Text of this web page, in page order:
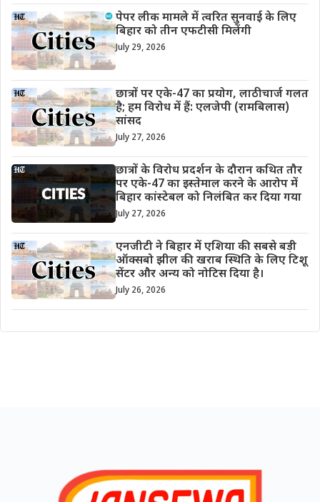
पेपर लीक मामले में त्वरित सुनवाई के लिए
बिहार को तीन एफटीसी मिलेंगी
July 29, 2026
छात्रों पर एके-47 का प्रयोग, लाठीचार्ज गलत
है; हम विरोध में हैं: एलजेपी (रामबिलास)
सांसद
July 27, 2026
छात्रों के विरोध प्रदर्शन के दौरान कथित तौर
पर एके-47 का इस्तेमाल करने के आरोप में
बिहार कांस्टेबल को निलंबित कर दिया गया
July 27, 2026
एनजीटी ने बिहार में एशिया की सबसे बड़ी
ऑक्सबो झील की खराब स्थिति के लिए टिशू
सेंटर और अन्य को नोटिस दिया है।
July 26, 2026